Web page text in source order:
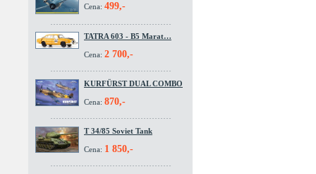
Cena: 499,-
TATRA 603 - B5 Marat…
Cena: 2 700,-
KURFÜRST DUAL COMBO
Cena: 870,-
T 34/85 Soviet Tank
Cena: 1 850,-